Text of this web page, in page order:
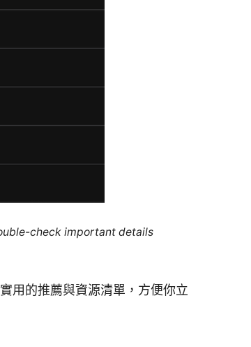
check important details
用的推薦與資源清單，方便你立